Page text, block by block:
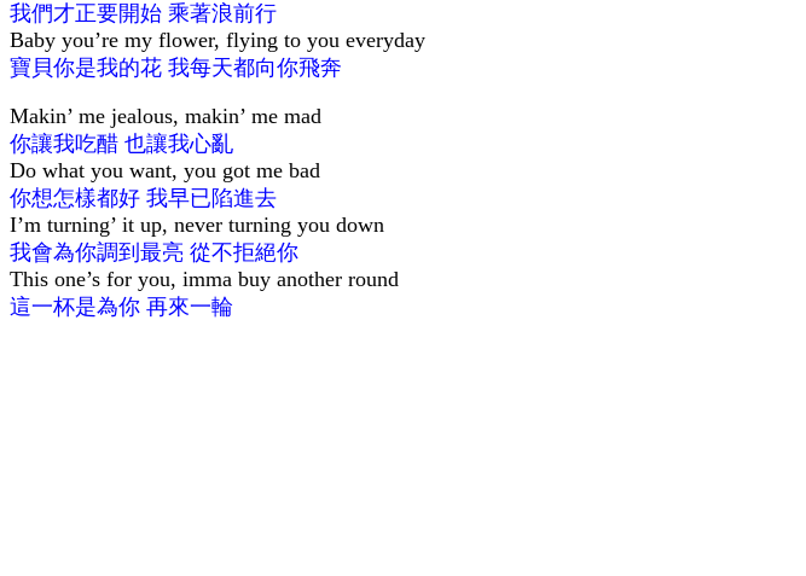
我們才正要開始 乘著浪前行
Baby you’re my flower, flying to you everyday
寶貝你是我的花 我每天都向你飛奔
Makin’ me jealous, makin’ me mad
你讓我吃醋 也讓我心亂
Do what you want, you got me bad
你想怎樣都好 我早已陷進去
I’m turning’ it up, never turning you down
我會為你調到最亮 從不拒絕你
This one’s for you, imma buy another round
這一杯是為你 再來一輪